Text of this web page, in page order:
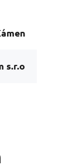
s.r.o